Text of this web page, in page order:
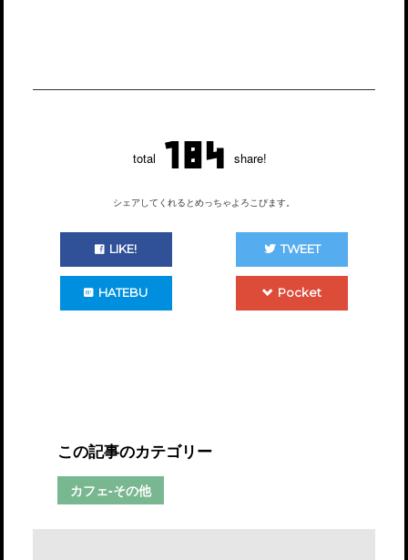
total 184 share!
シェアしてくれるとめっちゃよろこびます。
LIKE! TWEET
HATEBU Pocket
この記事のカテゴリー
カフェ-その他